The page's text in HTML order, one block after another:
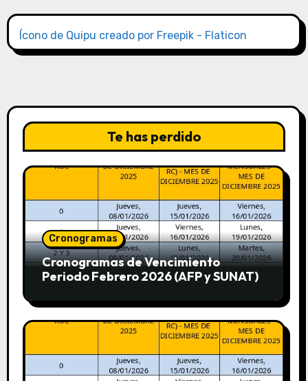
Ícono de Quipu creado por Freepik - Flaticon
Te has perdido
Cronogramas
Cronogramas de Vencimiento
Periodo Febrero 2026 (AFP y SUNAT)